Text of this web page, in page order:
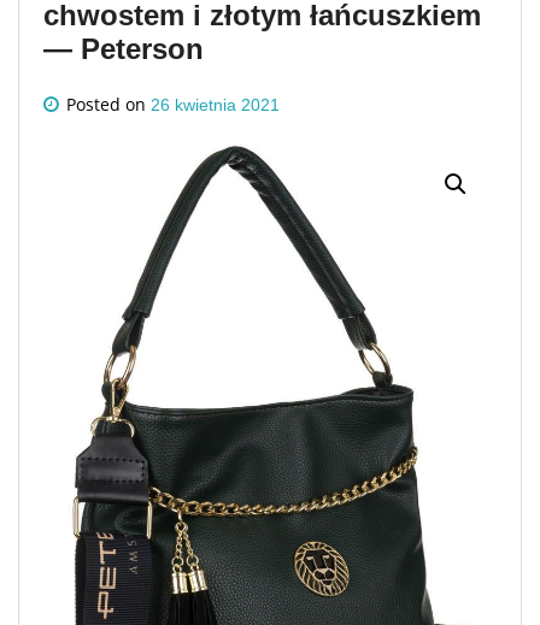
chwostem i złotym łańcuszkiem
— Peterson
Posted on 26 kwietnia 2021